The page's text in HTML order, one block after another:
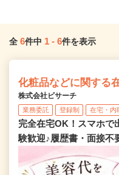
全 6件中 1 - 6件を表示
化粧品などに関する
株式会社ビサーチ
業務委託 登録制 在宅・内
完全在宅OK！スマホで
験歓迎♪履歴書・面接不